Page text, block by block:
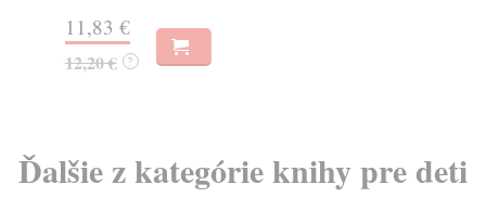
11,83 €
12,20 € ?
Ďalšie z kategórie knihy pre deti